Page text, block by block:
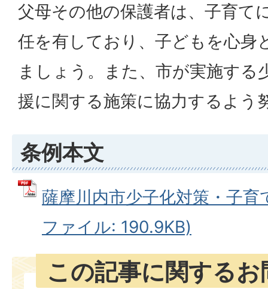
父母その他の保護者は、子育て
任を有しており、子どもを心身
ましょう。また、市が実施する
援に関する施策に協力するよう
条例本文
薩摩川内市少子化対策・子育
ファイル: 190.9KB)
この記事に関する